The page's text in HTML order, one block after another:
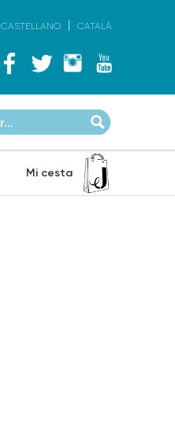
CASTELLANO CATALÀ
Mi cesta